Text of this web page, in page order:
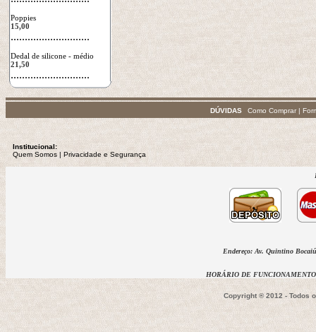
Poppies
15,00
............................
Dedal de silicone - médio
21,50
............................
DÚVIDAS Como Comprar |
Institucional:
Quem Somos | Privacidade e Segurança
Endereço: Av. Quintino
HORÁRIO DE
Copyright ® 2012 - Todos